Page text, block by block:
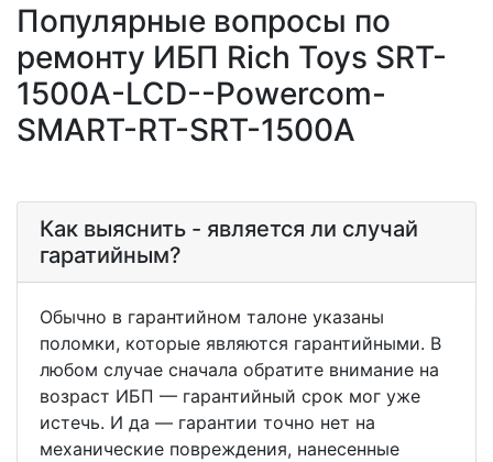
Популярные вопросы по
ремонту ИБП Rich Toys SRT-
1500A-LCD--Powercom-
SMART-RT-SRT-1500A
Как выяснить - является ли случай
гаратийным?
Обычно в гарантийном талоне указаны
поломки, которые являются гарантийными. В
любом случае сначала обратите внимание на
возраст ИБП — гарантийный срок мог уже
истечь. И да — гарантии точно нет на
механические повреждения, нанесенные